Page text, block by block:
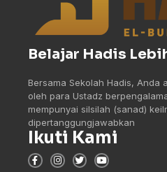
Belajar Hadis
Bersama Sekolah Hadis, Anda
oleh para Ustadz
mempunyai silsilah (sanad)
dipertanggungjawabkan
Ikuti Kami